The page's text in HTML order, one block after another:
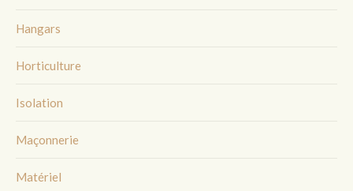
Hangars
Horticulture
Isolation
Maçonnerie
Matériel